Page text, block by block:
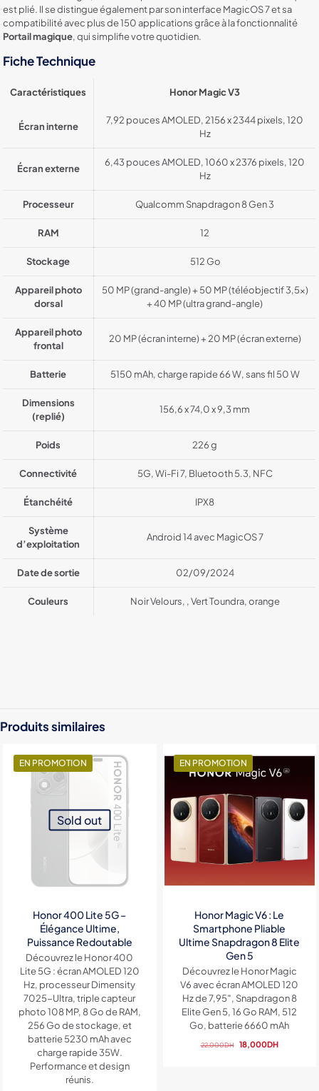
est plié. Il se distingue également par son interface MagicOS 7 et sa
compatibilité avec plus de 150 applications grâce à la fonctionnalité
Portail magique, qui simplifie votre quotidien.
Fiche Technique
Caractéristiques Honor Magic V3
Écran interne
7,92 pouces AMOLED, 2156 x 2344 pixels, 120
Hz
Écran externe
6,43 pouces AMOLED, 1060 x 2376 pixels, 120
Hz
Processeur Qualcomm Snapdragon 8 Gen 3
RAM 12
Stockage 512 Go
Appareil photo
dorsal
50 MP (grand-angle) + 50 MP (téléobjectif 3,5x)
+ 40 MP (ultra grand-angle)
Appareil photo
frontal
20 MP (écran interne) + 20 MP (écran externe)
Batterie 5150 mAh, charge rapide 66 W, sans fil 50 W
Dimensions
(replié)
156,6 x 74,0 x 9,3 mm
Poids 226 g
Connectivité 5G, Wi-Fi 7, Bluetooth 5.3, NFC
Étanchéité IPX8
Système
d’exploitation
Android 14 avec MagicOS 7
Date de sortie 02/09/2024
Couleurs Noir Velours, , Vert Toundra, orange
Stockage
Produits similaires
EN PROMOTION
Sold out
Honor 400 Lite 5G –
Élégance Ultime,
Puissance Redoutable
Découvrez le Honor 400
Lite 5G : écran AMOLED 120
Hz, processeur Dimensity
7025-Ultra, triple capteur
photo 108 MP, 8 Go de RAM,
256 Go de stockage, et
batterie 5230 mAh avec
charge rapide 35W.
Performance et design
réunis.
EN PROMOTION
Honor Magic V6 : Le
Smartphone Pliable
Ultime Snapdragon 8 Elite
Gen 5
Découvrez le Honor Magic
V6 avec écran AMOLED 120
Hz de 7,95″, Snapdragon 8
Elite Gen 5, 16 Go RAM, 512
Go, batterie 6660 mAh
22,000DH
Le
18,000DHLe